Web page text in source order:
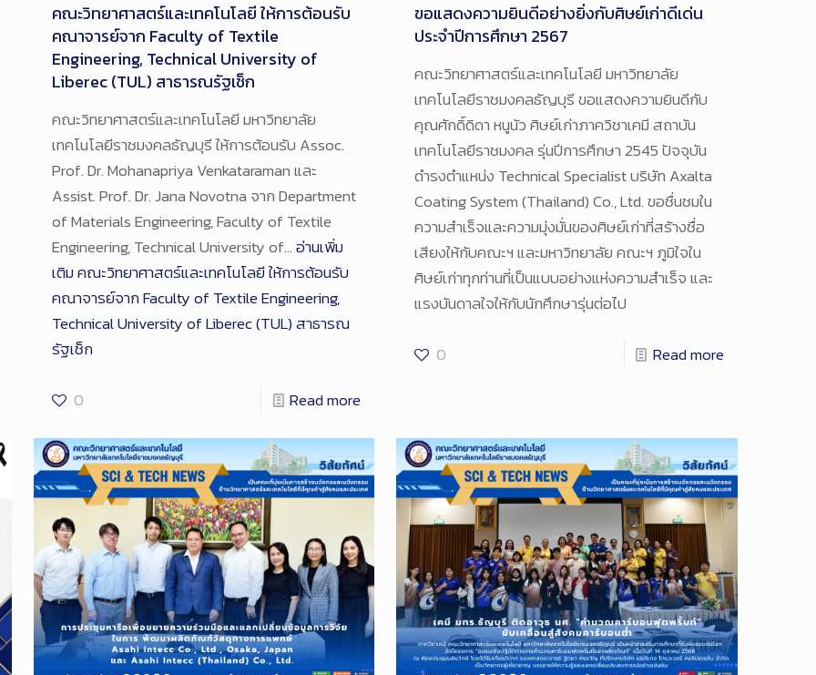
คณะวิทยาศาสตร์และเทคโนโลยี ให้การต้อนรับ
คณาจารย์จาก Faculty of Textile
Engineering, Technical University of
Liberec (TUL) สาธารณรัฐเช็ก
คณะวิทยาศาสตร์และเทคโนโลยี มหาวิทยาลัย
เทคโนโลยีราชมงคลธัญบุรี ให้การต้อนรับ Assoc.
Prof. Dr. Mohanapriya Venkataraman และ
Assist. Prof. Dr. Jana Novotna จาก Department
of Materials Engineering, Faculty of Textile
Engineering, Technical University of…อ่านเพิ่ม
เติมคณะวิทยาศาสตร์และเทคโนโลยี ให้การต้อนรับ
คณาจารย์จาก Faculty of Textile Engineering,
Technical University of Liberec (TUL) สาธารณ
รัฐเช็ก
0 Read more
ขอแสดงความยินดีอย่างยิ่งกับศิษย์เก่าดีเด่น
ประจำปีการศึกษา 2567
คณะวิทยาศาสตร์และเทคโนโลยี มหาวิทยาลัย
เทคโนโลยีราชมงคลธัญบุรี ขอแสดงความยินดีกับ
คุณศักดิ์ดิดา หนูนัว ศิษย์เก่าภาควิชาเคมี สถาบัน
เทคโนโลยีราชมงคล รุ่นปีการศึกษา 2545 ปัจจุบัน
ดำรงตำแหน่ง Technical Specialist บริษัท Axalta
Coating System (Thailand) Co., Ltd. ขอชื่นชมใน
ความสำเร็จและความมุ่งมั่นของศิษย์เก่าที่สร้างชื่อ
เสียงให้กับคณะฯ และมหาวิทยาลัย คณะฯ ภูมิใจใน
ศิษย์เก่าทุกท่านที่เป็นแบบอย่างแห่งความสำเร็จ และ
แรงบันดาลใจให้กับนักศึกษารุ่นต่อไป
0 Read more